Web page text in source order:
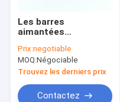
Les barres
aimantées
ferrite de générateur
ont adapté l'anti
corrosion aux
besoins du client
élevée
Prix:negotiable
MOQ:Négociable
Trouvez les derniers prix
Contactez